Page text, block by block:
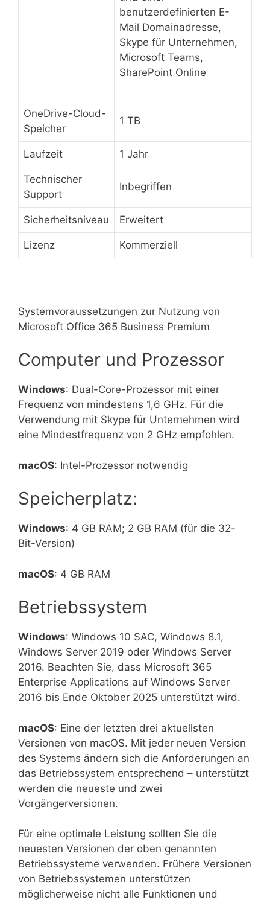
benutzerdefinierten E-
Mail Domainadresse,
Skype für Unternehmen,
Microsoft Teams,
SharePoint Online
OneDrive-Cloud-
Speicher
1 TB
Laufzeit 1 Jahr
Technischer
Support
Inbegriffen
Sicherheitsniveau Erweitert
Lizenz Kommerziell
Systemvoraussetzungen zur Nutzung von
Microsoft Office 365 Business Premium
Computer und Prozessor
Windows: Dual-Core-Prozessor mit einer
Frequenz von mindestens 1,6 GHz. Für die
Verwendung mit Skype für Unternehmen wird
eine Mindestfrequenz von 2 GHz empfohlen.
macOS: Intel-Prozessor notwendig
Speicherplatz:
Windows: 4 GB RAM; 2 GB RAM (für die 32-
Bit-Version)
macOS: 4 GB RAM
Betriebssystem
Windows: Windows 10 SAC, Windows 8.1,
Windows Server 2019 oder Windows Server
2016. Beachten Sie, dass Microsoft 365
Enterprise Applications auf Windows Server
2016 bis Ende Oktober 2025 unterstützt wird.
macOS: Eine der letzten drei aktuellsten
Versionen von macOS. Mit jeder neuen Version
des Systems ändern sich die Anforderungen an
das Betriebssystem entsprechend – unterstützt
werden die neueste und zwei
Vorgängerversionen.
Für eine optimale Leistung sollten Sie die
neuesten Versionen der oben genannten
Betriebssysteme verwenden. Frühere Versionen
von Betriebssystemen unterstützen
möglicherweise nicht alle Funktionen und